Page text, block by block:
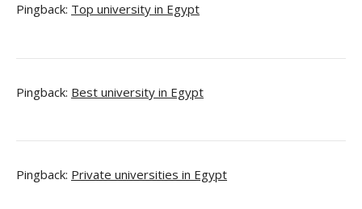
Pingback: Top university in Egypt
Pingback: Best university in Egypt
Pingback: Private universities in Egypt